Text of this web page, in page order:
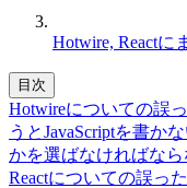
Hotwire, Reactに
目次
Hotwireについての誤
うとJavaScriptを書か
かを選ばなければなら
Reactについての誤っ